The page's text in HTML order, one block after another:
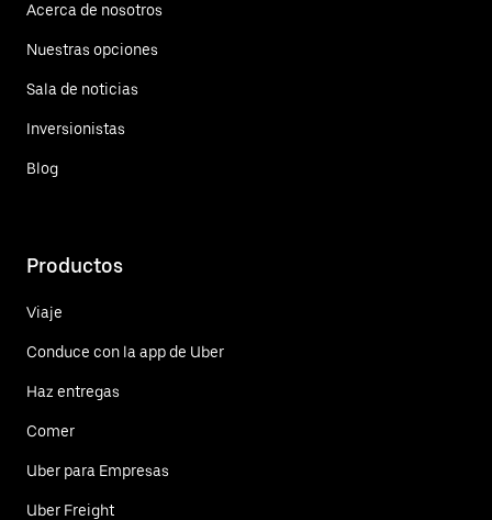
Acerca de nosotros
Nuestras opciones
Sala de noticias
Inversionistas
Blog
Productos
Viaje
Conduce con la app de Uber
Haz entregas
Comer
Uber para Empresas
Uber Freight